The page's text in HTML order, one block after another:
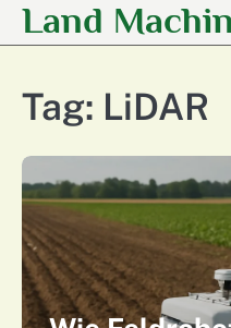
SkipLand
Tag: LiDAR